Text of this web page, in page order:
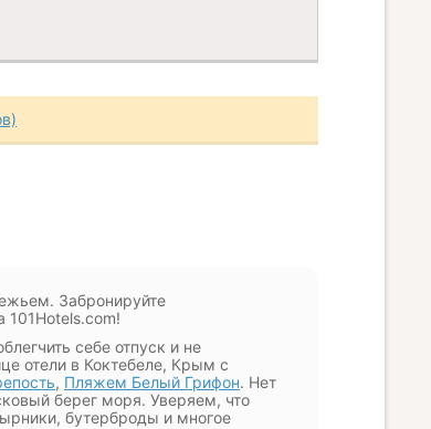
Забронируйте
101Hotels.com!
себе отпуск и не
отели в Коктебеле, Крым с
, Пляжем Белый Грифон. Нет
берег моря. Уверяем, что
бутерброды и многое